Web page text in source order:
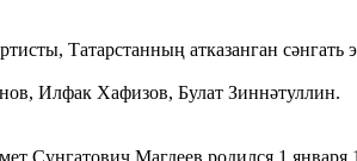
Татарстанның атказанган сәнгать
Илфак Хафизов, Булат Зиннәтуллин.